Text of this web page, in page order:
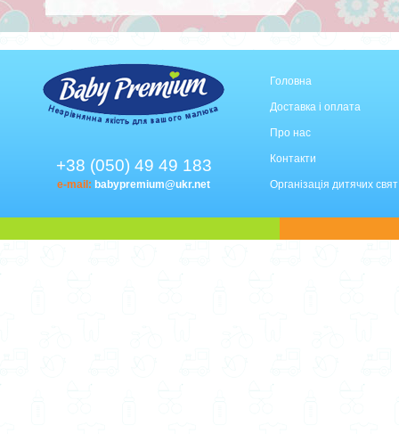
+38 (050) 49 49 183
e-mail: babypremium@ukr.net
Головна
Доставка і оплата
Про нас
Контакти
Організація дитячих свят